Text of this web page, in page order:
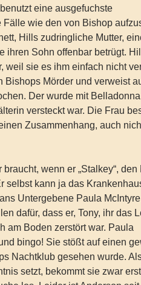
eine ausgefuchste
wie den von Bishop
Hills zudringliche Mutter,
ihren Sohn offenbar betrügt.
weil sie es ihm einfach nicht
Mörder und verweist
Der wurde mit
versteckt war. Die Frau
Zusammenhang, auch
wenn er „Stalkey“, den
selbst kann ja das
Untergebene Paula
dafür, dass er, Tony, ihr das
am Boden zerstört war. Paula
bingo! Sie stößt auf einen
Nachtklub gesehen wurde.
setzt, bekommt sie zwar